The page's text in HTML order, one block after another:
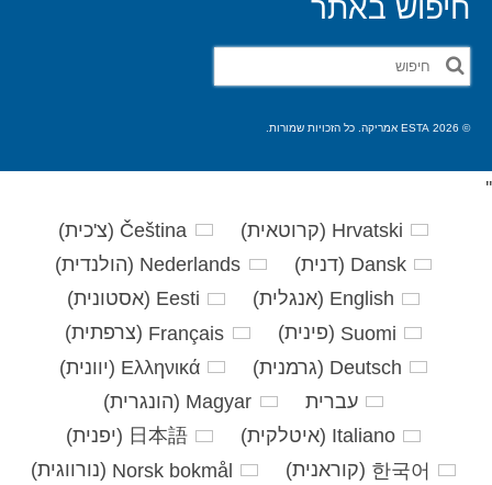
חיפוש באתר
חפש
את:
© 2026 ESTA אמריקה. כל הזכויות שמורות.
'
'
Hrvatski
(קרוטאית)
Čeština
(צ'כית)
Dansk
(דנית)
Nederlands
(הולנדית)
English
(אנגלית)
Eesti
(אסטונית)
Suomi
(פינית)
Français
(צרפתית)
Deutsch
(גרמנית)
Ελληνικά
(יוונית)
עברית
Magyar
(הונגרית)
Italiano
(איטלקית)
日本語
(יפנית)
한국어
(קוראנית)
Norsk bokmål
(נורווגית)